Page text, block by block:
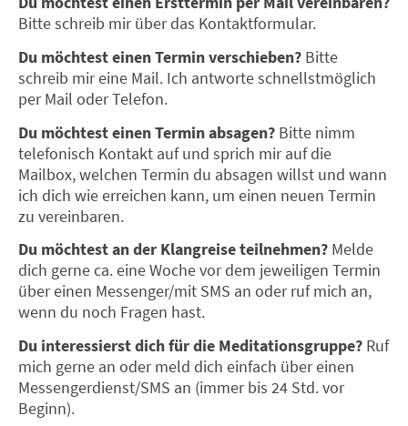
Bitte schreib mir über das Kontaktformular.
Du möchtest einen Termin verschieben? Bitte
schreib mir eine Mail. Ich antworte schnellstmöglich
per Mail oder Telefon.
Du möchtest einen Termin absagen? Bitte nimm
telefonisch Kontakt auf und sprich mir auf die
Mailbox, welchen Termin du absagen willst und wann
ich dich wie erreichen kann, um einen neuen Termin
zu vereinbaren.
Du möchtest an der Klangreise teilnehmen? Melde
dich gerne ca. eine Woche vor dem jeweiligen Termin
über einen Messenger/mit SMS an oder ruf mich an,
wenn du noch Fragen hast.
Du interessierst dich für die Meditationsgruppe? Ruf
mich gerne an oder meld dich einfach über einen
Messengerdienst/SMS an (immer bis 24 Std. vor
Beginn).